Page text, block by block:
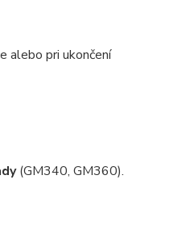
alebo pri ukončení
(GM340, GM360).